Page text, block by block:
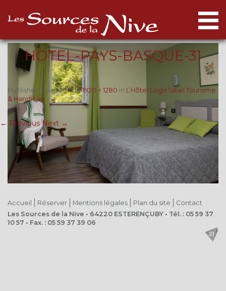
HOTEL-PAYS-BASQUE-31
Published 7 juin 2017at1920 × 1280 in L’Hôtel Logis label Tourisme
& Handicap.
← Previous Next →
Accueil Réserver Mentions légales Plan du site
Contact
Les Sources de la Nive • 64220 ESTERENÇUBY • Tél. : 05 59 37
10 57 • Fax. : 05 59 37 39 06